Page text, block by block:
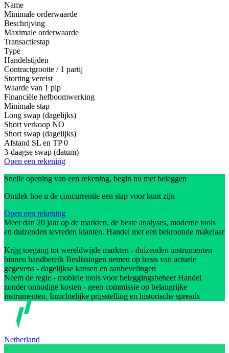
Name
Minimale orderwaarde
Beschrijving
Maximale orderwaarde
Transactiestap
Type
Handelstijden
Contractgrootte / 1 partij
Storting vereist
Waarde van 1 pip
Financiële hefboomwerking
Minimale stap
Long swap (dagelijks)
Short verkoop NO
Short swap (dagelijks)
Afstand SL en TP 0
3-daagse swap (datum)
Open een rekening
Snelle opening van een rekening, begin nu met beleggen
Ontdek hoe u de concurrentie een stap voor kunt zijn
Open een rekening
Meer dan 20 jaar op de markten, de beste analyses, moderne tools
en duizenden tevreden klanten. Handel met een bekroonde makelaar
Krijg toegang tot wereldwijde markten - duizenden instrumenten
binnen handbereik Beslissingen nemen op basis van actuele
gegevens - dagelijkse kansen en aanbevelingen
Neem de regie - mobiele tools voor beleggingsbeheer Handel
zonder onnodige kosten - geen commissie op belangrijke
instrumenten. Inzichtelijke prijsstelling en historische spreads
Netherland